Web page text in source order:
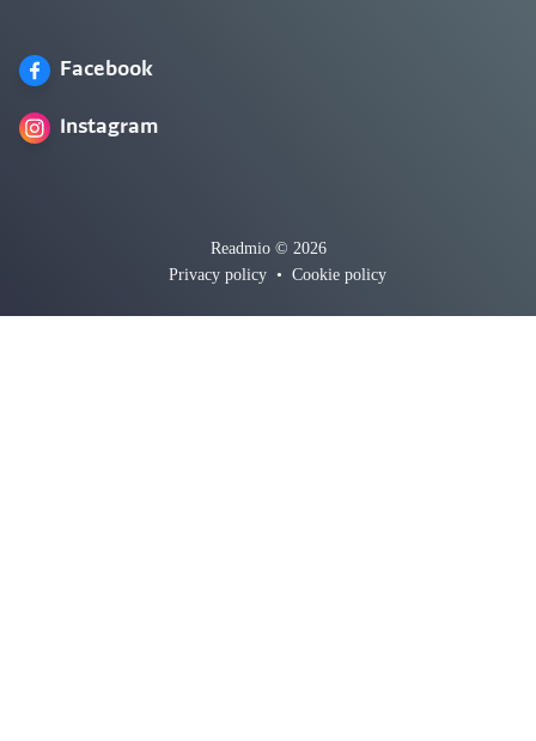
Facebook
Instagram
Readmio © 2026
Privacy policy • Cookie policy